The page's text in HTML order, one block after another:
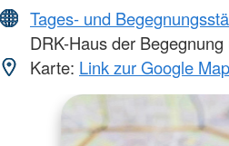
Tages- und
DRK-Haus der
Karte: Link zur Google